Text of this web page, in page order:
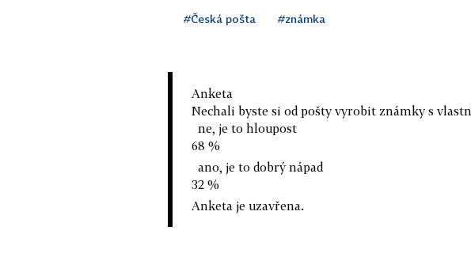
#Česká pošta #známka
Anketa
Nechali byste si od pošty vyrobit známky s
ne, je to hloupost
68 %
ano, je to dobrý nápad
32 %
Anketa je uzavřena.